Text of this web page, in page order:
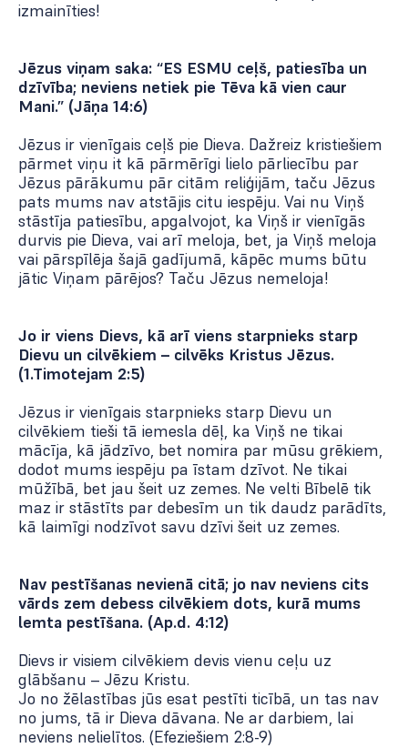
izmainīties!
Jēzus viņam saka: “ES ESMU ceļš, patiesība un
dzīvība; neviens netiek pie Tēva kā vien caur
Mani.” (Jāņa 14:6)
Jēzus ir vienīgais ceļš pie Dieva. Dažreiz kristiešiem
pārmet viņu it kā pārmērīgi lielo pārliecību par
Jēzus pārākumu pār citām reliģijām, taču Jēzus
pats mums nav atstājis citu iespēju. Vai nu Viņš
stāstīja patiesību, apgalvojot, ka Viņš ir vienīgās
durvis pie Dieva, vai arī meloja, bet, ja Viņš meloja
vai pārspīlēja šajā gadījumā, kāpēc mums būtu
jātic Viņam pārējos? Taču Jēzus nemeloja!
Jo ir viens Dievs, kā arī viens starpnieks starp
Dievu un cilvēkiem – cilvēks Kristus Jēzus.
(1.Timotejam 2:5)
Jēzus ir vienīgais starpnieks starp Dievu un
cilvēkiem tieši tā iemesla dēļ, ka Viņš ne tikai
mācīja, kā jādzīvo, bet nomira par mūsu grēkiem,
dodot mums iespēju pa īstam dzīvot. Ne tikai
mūžībā, bet jau šeit uz zemes. Ne velti Bībelē tik
maz ir stāstīts par debesīm un tik daudz parādīts,
kā laimīgi nodzīvot savu dzīvi šeit uz zemes.
Nav pestīšanas nevienā citā; jo nav neviens cits
vārds zem debess cilvēkiem dots, kurā mums
lemta pestīšana. (Ap.d. 4:12)
Dievs ir visiem cilvēkiem devis vienu ceļu uz
glābšanu – Jēzu Kristu.
Jo no žēlastības jūs esat pestīti ticībā, un tas nav
no jums, tā ir Dieva dāvana. Ne ar darbiem, lai
neviens nelielītos. (Efeziešiem 2:8-­9)